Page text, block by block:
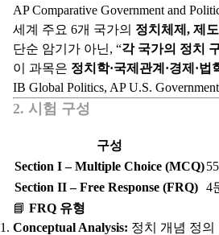
AP Comparative Government and
세계 주요 6개 국가의 정치체제, 제
단순 암기가 아닌, “각 국가의 정치
이 과목은 정치학·국제관계·경제·법
IB Global Politics, AP U.S.
2. 시험 구성
구성
Section I – Multiple Choice (MCQ)
Section II – Free Response (FRQ) 4
📘 FRQ 유형
Conceptual Analysis: 정치 개념 정의